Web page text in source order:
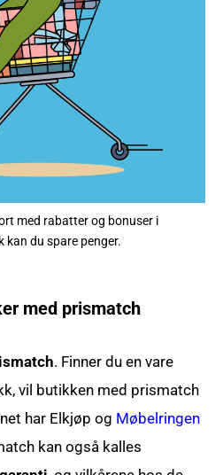
med rabatter og bonuser i
kan du spare penger.
med prismatch
. Finner du en vare
vil butikken med prismatch
har Elkjøp og Møbelringen
kan også kalles